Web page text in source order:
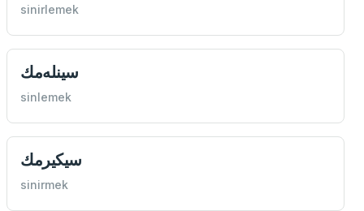
sinirlemek
سينله‌مك
sinlemek
سيكيرمك
sinirmek